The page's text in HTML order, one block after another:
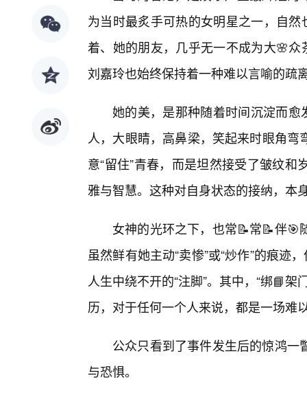
为当时最炙手可热的女明星之一，自
着、她的朋友，几乎无一不成为大🌸
刘嘉玲也始终保持着一种难以言喻的疏
她的美，是那种随着时间沉淀而愈
人，大眼睛，高鼻梁，笑起来时眼角
意“留住”青春，而是坦然接受了皱纹
雅与智慧。这种对自身状态的接纳，本
女神的光环之下，也常📝常📝伴
虽然鲜有她主动“卖惨”或“炒作”的痕迹
人生中绕不开的“注脚”。其中，“绑📘
历，对于任何一个人来说，都是一场难
公众只看到了事件发生后的惊鸿
与恐惧。